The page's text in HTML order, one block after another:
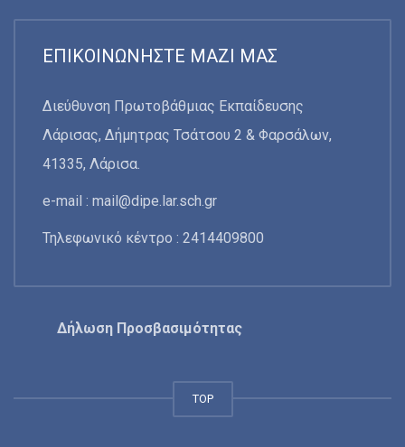
ΕΠΙΚΟΙΝΩΝΉΣΤΕ ΜΑΖΊ ΜΑΣ
Διεύθυνση Πρωτοβάθμιας Εκπαίδευσης
Λάρισας, Δήμητρας Τσάτσου 2 & Φαρσάλων,
41335, Λάρισα.
e-mail : mail@dipe.lar.sch.gr
Τηλεφωνικό κέντρο : 2414409800
Δήλωση Προσβασιμότητας
TOP